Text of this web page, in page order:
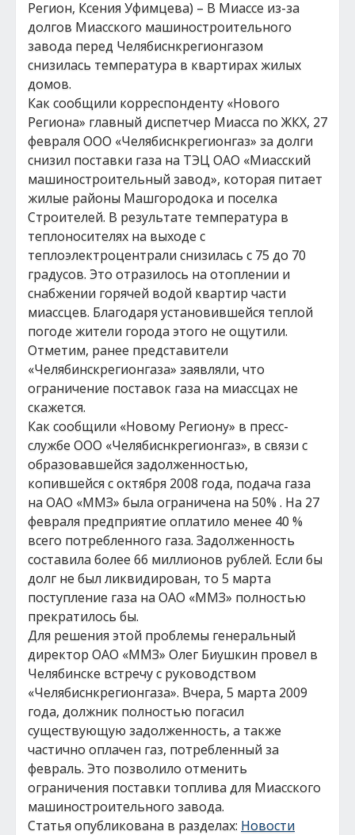
Регион, Ксения Уфимцева) – В Миассе из-за
долгов Миасского машиностроительного
завода перед Челябиснкрегионгазом
снизилась температура в квартирах жилых
домов.
Как сообщили корреспонденту «Нового
Региона» главный диспетчер Миасса по ЖКХ, 27
февраля ООО «Челябиснкрегионгаз» за долги
снизил поставки газа на ТЭЦ ОАО «Миасский
машиностроительный завод», которая питает
жилые районы Машгородока и поселка
Строителей. В результате температура в
теплоносителях на выходе с
теплоэлектроцентрали снизилась с 75 до 70
градусов. Это отразилось на отоплении и
снабжении горячей водой квартир части
миассцев. Благодаря установившейся теплой
погоде жители города этого не ощутили.
Отметим, ранее представители
«Челябинскрегионгаза» заявляли, что
ограничение поставок газа на миассцах не
скажется.
Как сообщили «Новому Региону» в пресс-
службе ООО «Челябиснкрегионгаз», в связи с
образовавшейся задолженностью,
копившейся с октября 2008 года, подача газа
на ОАО «ММЗ» была ограничена на 50% . На 27
февраля предприятие оплатило менее 40 %
всего потребленного газа. Задолженность
составила более 66 миллионов рублей. Если бы
долг не был ликвидирован, то 5 марта
поступление газа на ОАО «ММЗ» полностью
прекратилось бы.
Для решения этой проблемы генеральный
директор ОАО «ММЗ» Олег Биушкин провел в
Челябинске встречу с руководством
«Челябиснкрегионгаза». Вчера, 5 марта 2009
года, должник полностью погасил
существующую задолженность, а также
частично оплачен газ, потребленный за
февраль. Это позволило отменить
ограничения поставки топлива для Миасского
машиностроительного завода.
Статья опубликована в разделах: Новости